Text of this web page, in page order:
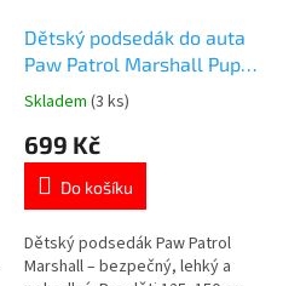
Dětský podsedák do auta
Paw Patrol Marshall Pup
Fired Up (125–150 cm)
Průměrné
produktu
5,0
5
hvězdiček.
Skladem (3 ks)
699 Kč
Do košíku
Dětský podsedák Paw Patrol
Marshall – bezpečný, lehký a